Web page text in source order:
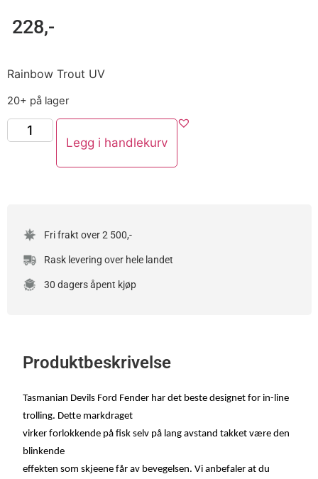
228,-
Rainbow Trout UV
20+ på lager
Legg i handlekurv
Fri frakt over 2 500,-
Rask levering over hele landet
30 dagers åpent kjøp
Produktbeskrivelse
Tasmanian Devils Ford Fender har det bestedesignet for in-line
trolling. Dette markdraget
virker forlokkende på fisk selv på lang avstand takket være den
blinkende
effekten som skjeene får av bevegelsen. Vi anbefaler at du